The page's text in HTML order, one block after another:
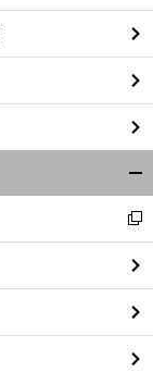
閉
る
新
し
い
ウ
ィ
ン
ド